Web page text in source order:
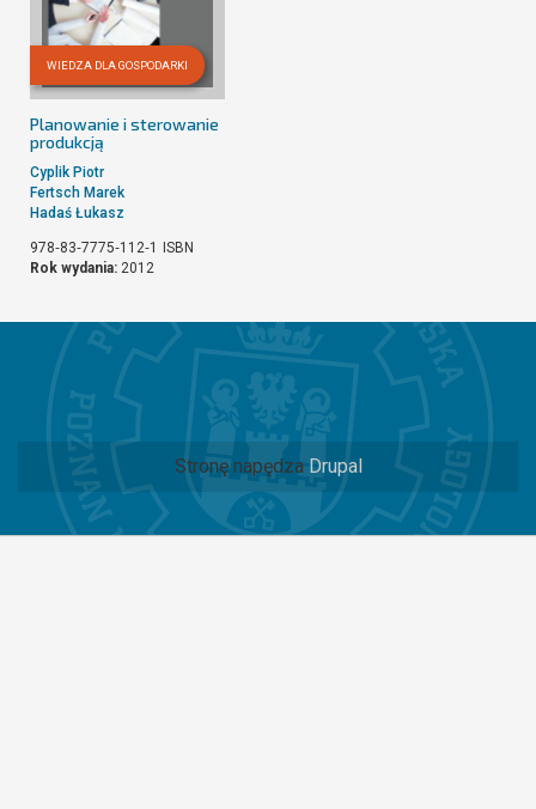
WIEDZA DLA GOSPODARKI
Planowanie i sterowanie
produkcją
Cyplik Piotr
Fertsch Marek
Hadaś Łukasz
978‐83‐7775‐112‐1
ISBN
Rok wydania: 2012
Stronę napędza Drupal